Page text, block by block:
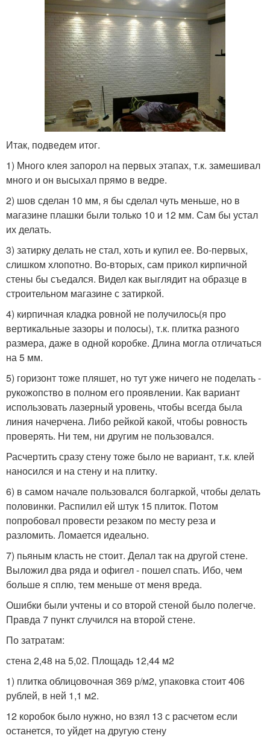
Итак, подведем итог.
1) Много клея запорол на первых этапах, т.к. замешивал
много и он высыхал прямо в ведре.
2) шов сделан 10 мм, я бы сделал чуть меньше, но в
магазине плашки были только 10 и 12 мм. Сам бы устал
их делать.
3) затирку делать не стал, хоть и купил ее. Во-первых,
слишком хлопотно. Во-вторых, сам прикол кирпичной
стены бы съедался. Видел как выглядит на образце в
строительном магазине с затиркой.
4) кирпичная кладка ровной не получилось(я про
вертикальные зазоры и полосы), т.к. плитка разного
размера, даже в одной коробке. Длина могла отличаться
на 5 мм.
5) горизонт тоже пляшет, но тут уже ничего не поделать -
рукожопство в полном его проявлении. Как вариант
использовать лазерный уровень, чтобы всегда была
линия начерчена. Либо рейкой какой, чтобы ровность
проверять. Ни тем, ни другим не пользовался.
Расчертить сразу стену тоже было не вариант, т.к. клей
наносился и на стену и на плитку.
6) в самом начале пользовался болгаркой, чтобы делать
половинки. Распилил ей штук 15 плиток. Потом
попробовал провести резаком по месту реза и
разломить. Ломается идеально.
7) пьяным класть не стоит. Делал так на другой стене.
Выложил два ряда и офигел - пошел спать. Ибо, чем
больше я сплю, тем меньше от меня вреда.
Ошибки были учтены и со второй стеной было полегче.
Правда 7 пункт случился на второй стене.
По затратам:
стена 2,48 на 5,02. Площадь 12,44 м2
1) плитка облицовочная 369 р/м2, упаковка стоит 406
рублей, в ней 1,1 м2.
12 коробок было нужно, но взял 13 с расчетом если
останется, то уйдет на другую стену